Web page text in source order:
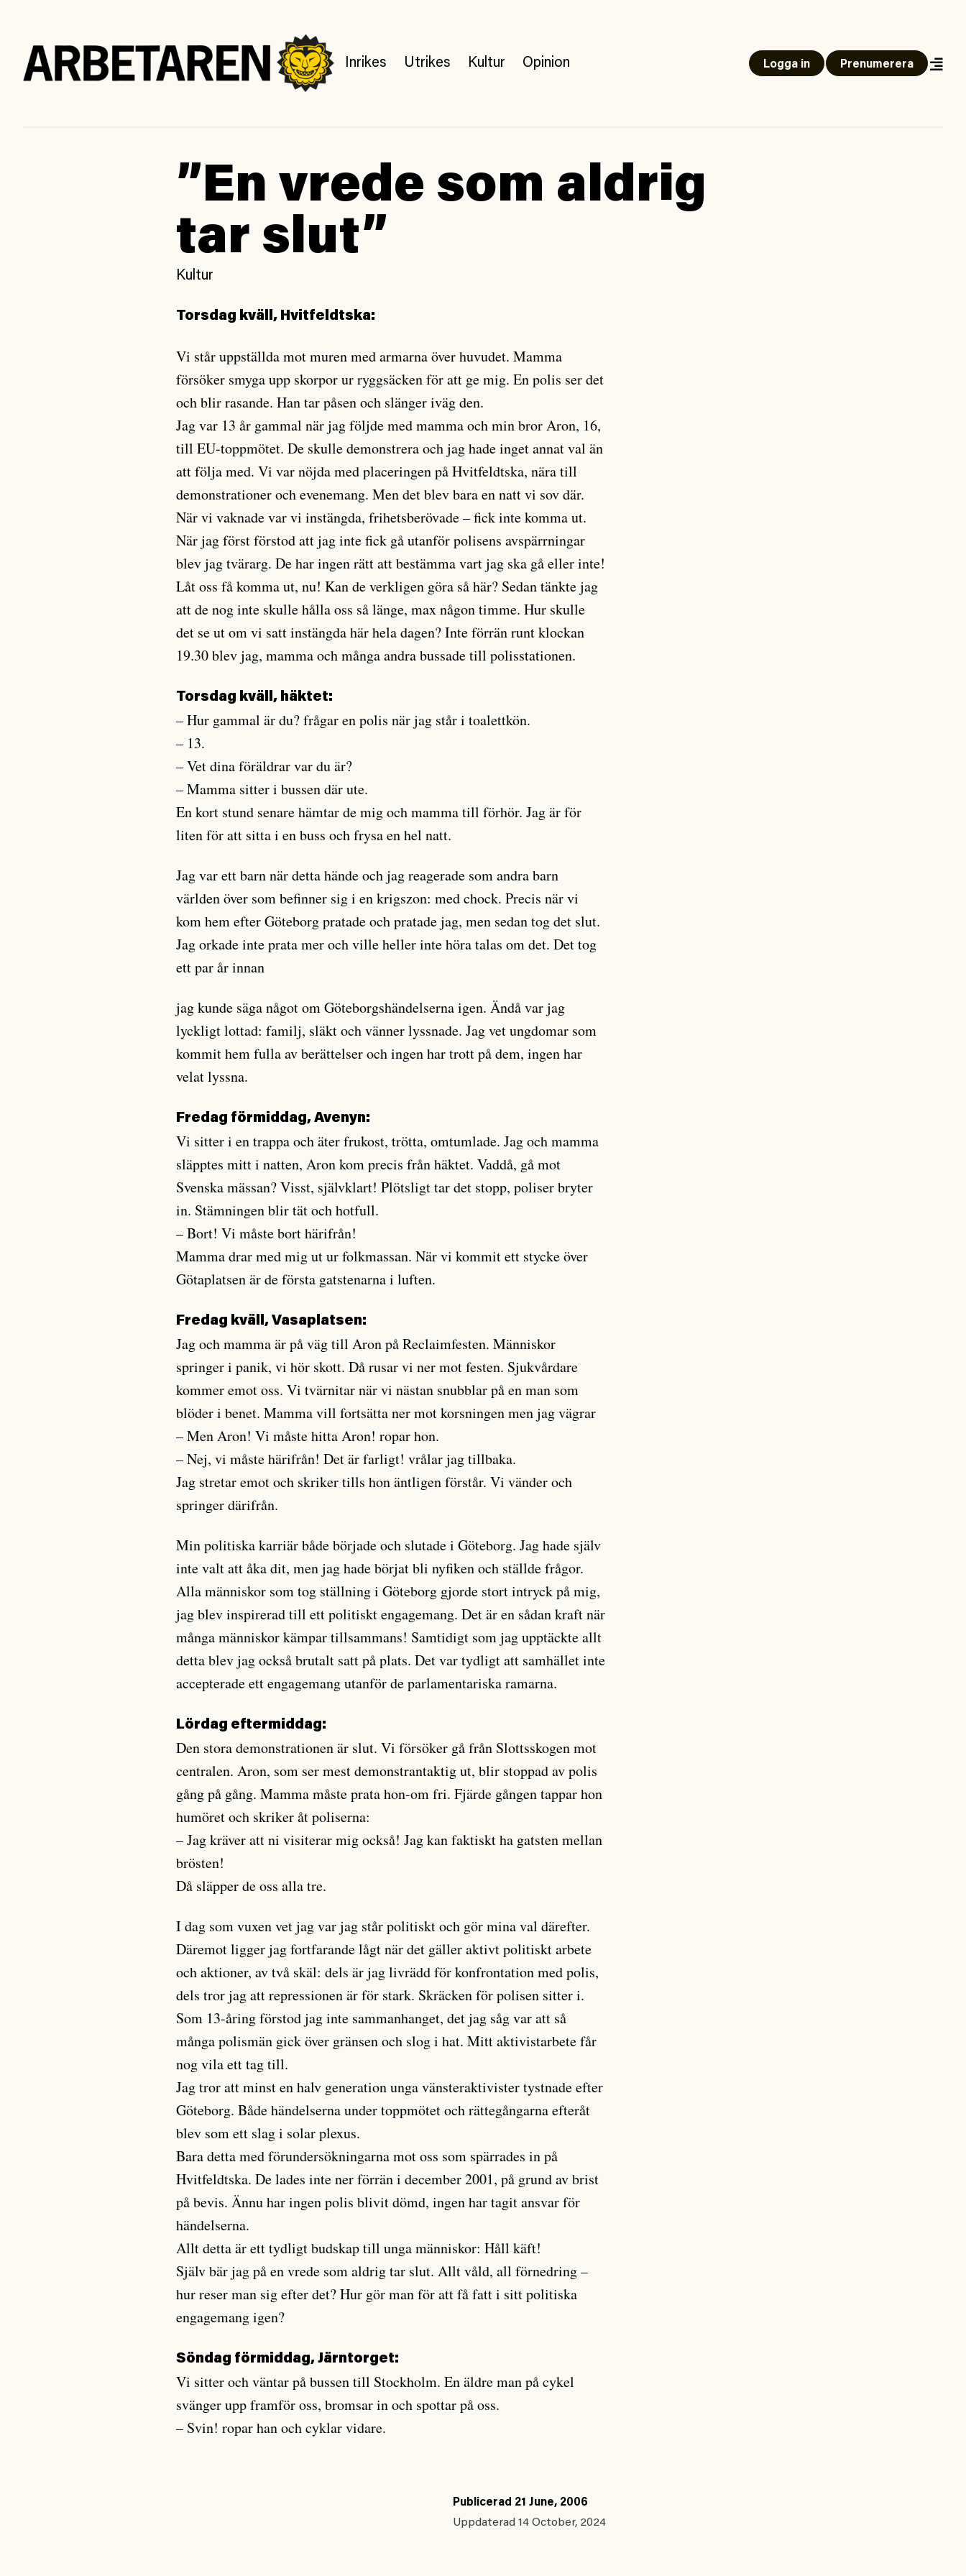
Inrikes Utrikes Kultur Opinion Logga in Prenumerera
”En vrede som aldrig
tar slut”
Kultur
Torsdag kväll, Hvitfeldtska:
Vi står uppställda mot muren med armarna över huvudet. Mamma
försöker smyga upp skorpor ur ryggsäcken för att ge mig. En polis ser det
och blir rasande. Han tar påsen och slänger iväg den.
Jag var 13 år gammal när jag följde med mamma och min bror Aron, 16,
till EU-toppmötet. De skulle demonstrera och jag hade inget annat val än
att följa med. Vi var nöjda med placeringen på Hvitfeldtska, nära till
demonstrationer och evenemang. Men det blev bara en natt vi sov där.
När vi vaknade var vi instängda, frihetsberövade – fick inte komma ut.
När jag först förstod att jag inte fick gå utanför polisens avspärrningar
blev jag tvärarg. De har ingen rätt att bestämma vart jag ska gå eller inte!
Låt oss få komma ut, nu! Kan de verkligen göra så här? Sedan tänkte jag
att de nog inte skulle hålla oss så länge, max någon timme. Hur skulle
det se ut om vi satt instängda här hela dagen? Inte förrän runt klockan
19.30 blev jag, mamma och många andra bussade till polisstationen.
Torsdag kväll, häktet:
– Hur gammal är du? frågar en polis när jag står i toalettkön.
– 13.
– Vet dina föräldrar var du är?
– Mamma sitter i bussen där ute.
En kort stund senare hämtar de mig och mamma till förhör. Jag är för
liten för att sitta i en buss och frysa en hel natt.
Jag var ett barn när detta hände och jag reagerade som andra barn
världen över som befinner sig i en krigszon: med chock. Precis när vi
kom hem efter Göteborg pratade och pratade jag, men sedan tog det slut.
Jag orkade inte prata mer och ville heller inte höra talas om det. Det tog
ett par år innan
jag kunde säga något om Göteborgshändelserna igen. Ändå var jag
lyckligt lottad: familj, släkt och vänner lyssnade. Jag vet ungdomar som
kommit hem fulla av berättelser och ingen har trott på dem, ingen har
velat lyssna.
Fredag förmiddag, Avenyn:
Vi sitter i en trappa och äter frukost, trötta, omtumlade. Jag och mamma
släpptes mitt i natten, Aron kom precis från häktet. Vaddå, gå mot
Svenska mässan? Visst, självklart! Plötsligt tar det stopp, poliser bryter
in. Stämningen blir tät och hotfull.
– Bort! Vi måste bort härifrån!
Mamma drar med mig ut ur folkmassan. När vi kommit ett stycke över
Götaplatsen är de första gatstenarna i luften.
Fredag kväll, Vasaplatsen:
Jag och mamma är på väg till Aron på Reclaimfesten. Människor
springer i panik, vi hör skott. Då rusar vi ner mot festen. Sjukvårdare
kommer emot oss. Vi tvärnitar när vi nästan snubblar på en man som
blöder i benet. Mamma vill fortsätta ner mot korsningen men jag vägrar
– Men Aron! Vi måste hitta Aron! ropar hon.
– Nej, vi måste härifrån! Det är farligt! vrålar jag tillbaka.
Jag stretar emot och skriker tills hon äntligen förstår. Vi vänder och
springer därifrån.
Min politiska karriär både började och slutade i Göteborg. Jag hade själv
inte valt att åka dit, men jag hade börjat bli nyfiken och ställde frågor.
Alla människor som tog ställning i Göteborg gjorde stort intryck på mig,
jag blev inspirerad till ett politiskt engagemang. Det är en sådan kraft när
många människor kämpar tillsammans! Samtidigt som jag upptäckte allt
detta blev jag också brutalt satt på plats. Det var tydligt att samhället inte
accepterade ett engagemang utanför de parlamentariska ramarna.
Lördag eftermiddag:
Den stora demonstrationen är slut. Vi försöker gå från Slottsskogen mot
centralen. Aron, som ser mest demonstrantaktig ut, blir stoppad av polis
gång på gång. Mamma måste prata hon-om fri. Fjärde gången tappar hon
humöret och skriker åt poliserna:
– Jag kräver att ni visiterar mig också! Jag kan faktiskt ha gatsten mellan
brösten!
Då släpper de oss alla tre.
I dag som vuxen vet jag var jag står politiskt och gör mina val därefter.
Däremot ligger jag fortfarande lågt när det gäller aktivt politiskt arbete
och aktioner, av två skäl: dels är jag livrädd för konfrontation med polis,
dels tror jag att repressionen är för stark. Skräcken för polisen sitter i.
Som 13-åring förstod jag inte sammanhanget, det jag såg var att så
många polismän gick över gränsen och slog i hat. Mitt aktivistarbete får
nog vila ett tag till.
Jag tror att minst en halv generation unga vänsteraktivister tystnade efter
Göteborg. Både händelserna under toppmötet och rättegångarna efteråt
blev som ett slag i solar plexus.
Bara detta med förundersökningarna mot oss som spärrades in på
Hvitfeldtska. De lades inte ner förrän i december 2001, på grund av brist
på bevis. Ännu har ingen polis blivit dömd, ingen har tagit ansvar för
händelserna.
Allt detta är ett tydligt budskap till unga människor: Håll käft!
Själv bär jag på en vrede som aldrig tar slut. Allt våld, all förnedring –
hur reser man sig efter det? Hur gör man för att få fatt i sitt politiska
engagemang igen?
Söndag förmiddag, Järntorget:
Vi sitter och väntar på bussen till Stockholm. En äldre man på cykel
svänger upp framför oss, bromsar in och spottar på oss.
– Svin! ropar han och cyklar vidare.
Publicerad 21 June, 2006
Uppdaterad 14 October, 2024